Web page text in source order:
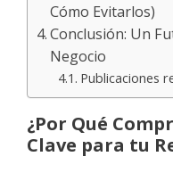
Cómo Evitarlos)
Conclusión: Un
Negocio
Publicaciones
¿Por Qué
Clave para tu